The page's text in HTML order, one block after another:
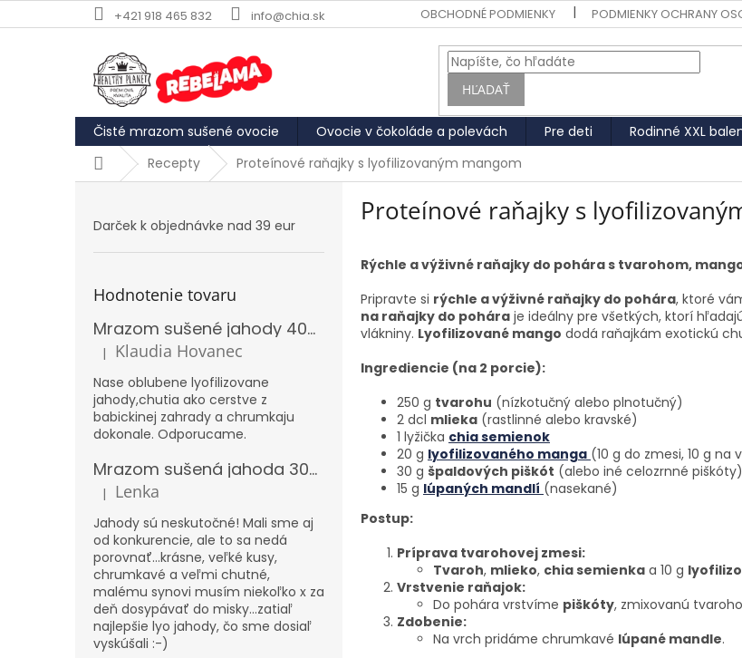
na
+421 918 465 832 info@chia.sk OBCHODNÉ PODMIENKY PODMIENKY OCHRANY
HĽADAŤ
Čisté mrazom sušené ovocie Ovocie v čokoláde a polevách Pre deti Rodinné XXL
DomovRecepty Proteínové raňajky s lyofilizovaným mangom
Darček k objednávke nad 39 eur
Hodnotenie tovaru
Mrazom sušené jahody 40g REBELAMA
Hodnotenie produktu je 5 z 5 hviezdičiek.
| Klaudia Hovanec
Nase oblubene lyofilizovane
jahody,chutia ako cerstve z
babickinej zahrady a chrumkaju
dokonale. Odporucame.
Mrazom sušená jahoda 300g – XXL
Hodnotenie produktu je 5 z 5 hviezdičiek.
| Lenka
Jahody sú neskutočné! Mali sme aj
od konkurencie, ale to sa nedá
porovnať...krásne, veľké kusy,
chrumkavé a veľmi chutné,
malému synovi musím niekoľko x za
deň dosypávať do misky...zatiaľ
najlepšie lyo jahody, čo sme dosiaľ
vyskúšali :-)
Proteínové raňajky s
Rýchle a výživné raňajky do pohára s tvarohom,
Pripravte si rýchle a výživné raňajky do pohára, ktoré
na raňajky do pohára je ideálny pre všetkých, ktorí
vlákniny. Lyofilizované mango dodá raňajkám exotickú
Ingrediencie (na 2 porcie):
250 g tvarohu (nízkotučný alebo plnotučný)
2 dcl mlieka (rastlinné alebo kravské)
1 lyžička chia semienok
20 g lyofilizovaného manga (10 g do zmesi, 10 g na
30 g špaldových piškót (alebo iné celozrnné piškóty)
15 g lúpaných mandlí (nasekané)
Postup:
Príprava tvarohovej zmesi:
Tvaroh, mlieko, chia semienka a 10 g
Vrstvenie raňajok:
Do pohára vrstvíme piškóty, zmixovanú
Zdobenie:
Na vrch pridáme chrumkavé lúpané mandle.